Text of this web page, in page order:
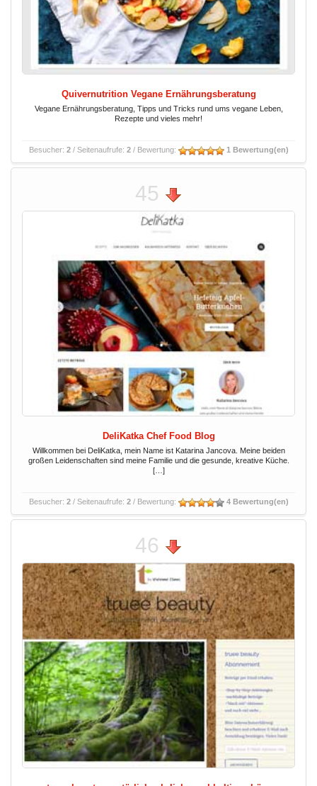
Quivernutrition Vegane Ernährungsberatung
Vegane Ernährungsberatung, Tipps und Tricks rund ums vegane Leben,
Rezepte und vieles mehr!
Besucher: 2/ Seitenaufrufe: 2/ Bewertung: 1 Bewertung(en)
45
DeliKatka Chef Food Blog
Willkommen bei DeliKatka, mein Name ist Katarina Jancova. Meine beiden
großen Leidenschaften sind meine Familie und die gesunde, kreative Küche.
[…]
Besucher: 2/ Seitenaufrufe: 2/ Bewertung: 4 Bewertung(en)
46